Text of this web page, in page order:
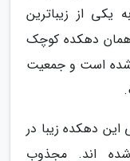
یکی از زیباترین
همان دهکده کوچک
شده است و جمعیت
دهکده زیبا در
شده اند. مجذوب